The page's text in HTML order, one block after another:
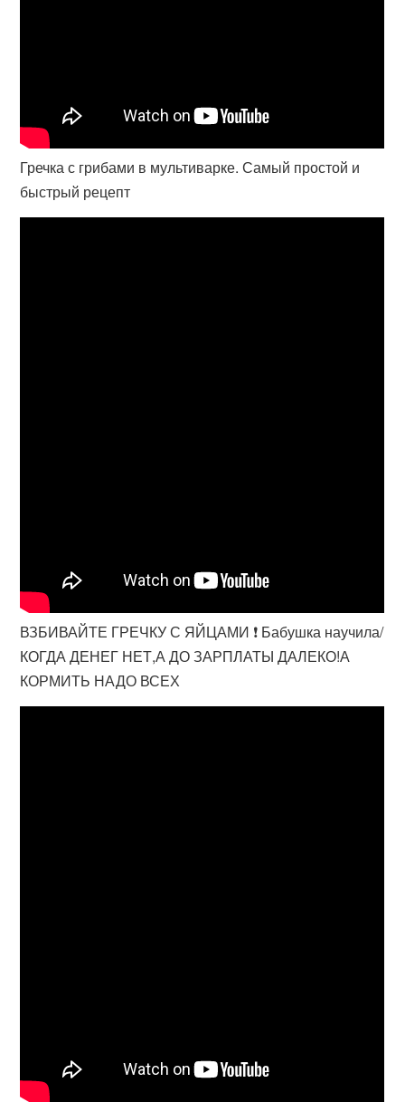
Гречка с грибами в мультиварке. Самый простой и
быстрый рецепт
ВЗБИВАЙТЕ ГРЕЧКУ С ЯЙЦАМИ ❗ Бабушка научила/
КОГДА ДЕНЕГ НЕТ,А ДО ЗАРПЛАТЫ ДАЛЕКО!А
КОРМИТЬ НАДО ВСЕХ